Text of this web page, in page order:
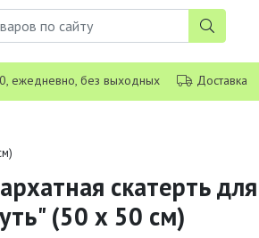
ежедневно, без выходных Доставка
скатерть
(50 х 50 см)